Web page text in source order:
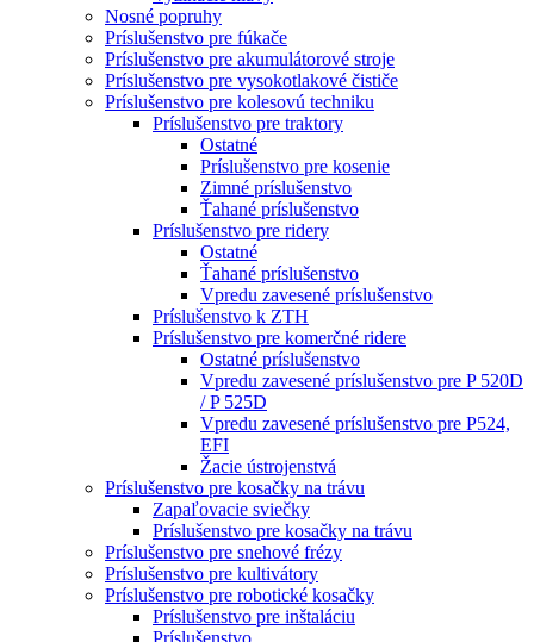
Nosné popruhy
Príslušenstvo pre fúkače
Príslušenstvo pre akumulátorové stroje
Príslušenstvo pre vysokotlakové čističe
Príslušenstvo pre kolesovú techniku
Príslušenstvo pre traktory
Ostatné
Príslušenstvo pre kosenie
Zimné príslušenstvo
Ťahané príslušenstvo
Príslušenstvo pre ridery
Ostatné
Ťahané príslušenstvo
Vpredu zavesené príslušenstvo
Príslušenstvo k ZTH
Príslušenstvo pre komerčné ridere
Ostatné príslušenstvo
Vpredu zavesené príslušenstvo pre P 520D
/ P 525D
Vpredu zavesené príslušenstvo pre P524,
EFI
Žacie ústrojenstvá
Príslušenstvo pre kosačky na trávu
Zapaľovacie sviečky
Príslušenstvo pre kosačky na trávu
Príslušenstvo pre snehové frézy
Príslušenstvo pre kultivátory
Príslušenstvo pre robotické kosačky
Príslušenstvo pre inštaláciu
Príslušenstvo